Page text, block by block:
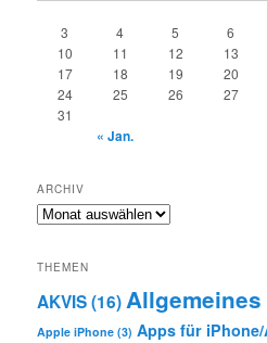
3
4 5 6
10
11 12 13
17
18 19 20
24
25 26 27
31
« Jan.
ARCHIV
Archiv
THEMEN
AKVIS(16)Allgemeines
Apple iPhone (3) Apps für